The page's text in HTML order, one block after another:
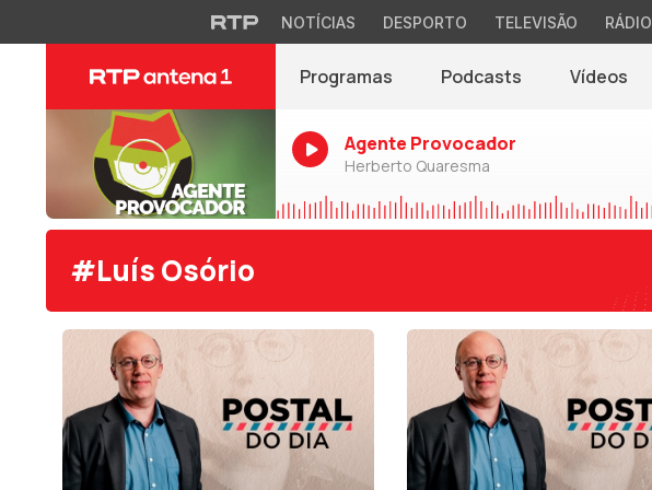
NOTÍCIAS DESPORTO TELEVISÃO RÁDIO
Programas Podcasts Vídeos
Agente Provocador
Herberto Quaresma
#Luís Osório